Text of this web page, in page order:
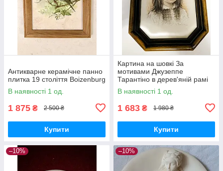
Антикварне керамічне панно
плитка 19 століття Boizenburg
В наявності 1 од.
1 875 ₴ 2 500 ₴
Купити
Картина на шовкі За
мотивами Джузеппе
Тарантіно в дерев'яній рамі
В наявності 1 од.
1 683 ₴ 1 980 ₴
Купити
–10% –10%